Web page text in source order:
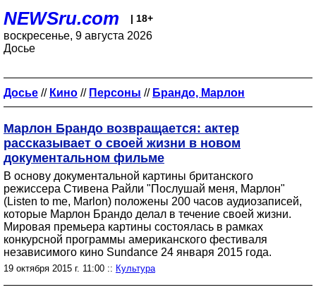
NEWSru.com | 18+
воскресенье, 9 августа 2026
Досье
Досье // Кино // Персоны // Брандо, Марлон
Марлон Брандо возвращается: актер
рассказывает о своей жизни в новом
документальном фильме
В основу документальной картины британского
режиссера Стивена Райли "Послушай меня, Марлон"
(Listen to me, Marlon) положены 200 часов аудиозаписей,
которые Марлон Брандо делал в течение своей жизни.
Мировая премьера картины состоялась в рамках
конкурсной программы американского фестиваля
независимого кино Sundance 24 января 2015 года.
19 октября 2015 г. 11:00 :: Культура